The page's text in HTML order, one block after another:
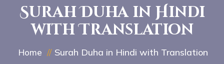
Surah Duha in Hindi
with Translation
Home Surah Duha in Hindi with Translation